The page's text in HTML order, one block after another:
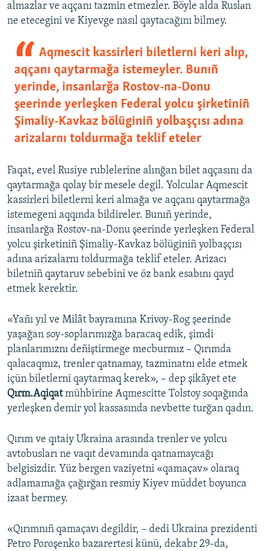
almazlar ve aqçanı tazmin etmezler. Böyle alda Ruslаn
ne etecegini ve Kiyevge nasıl qaytacağını bilmey.
Aqmescit kassirleri biletlerni keri alıp,
aqçanı qaytarmağa istemeyler. Bunıñ
yerinde, insanlarğa Rostov-na-Donu
şeerinde yerleşken Federal yolcu şirketiniñ
Şimaliy-Kavkaz bölüginiñ yolbaşçısı adına
arizalarnı toldurmağa teklif eteler
Faqat, evel Rusiye rublelerine alınğan bilet aqçasını da
qaytarmağa qolay bir mesele degil. Yolcular Aqmescit
kassirleri biletlerni keri almağa ve aqçanı qaytarmağa
istemegeni aqqında bildireler. Bunıñ yerinde,
insanlarğa Rostov-na-Donu şeerinde yerleşken Federal
yolcu şirketiniñ Şimaliy-Kavkaz bölüginiñ yolbaşçısı
adına arizalarnı toldurmağa teklif eteler. Arizacı
biletniñ qaytaruv sebebini ve öz bank esabını qayd
etmek kerektir.
«Yañı yıl ve Milât bayramına Krivoy-Rog şeerinde
yaşağan soy-soplarımızğa baracaq edik, şimdi
planlarımıznı deñiştirmege mecburmız – Qırımda
qalacaqmız, trenler qatnamay, tazminatnı elde etmek
içün biletlerni qaytarmaq kerek», – dep şikâyet ete
Qırm.Aqiqatmühbirine Aqmescitte Tolstoy soqağında
yerleşken demir yol kassasında nevbette turğan qadın.
Qırım ve qıtaiy Ukraina arasında trenler ve yolcu
avtobusları ne vaqıt devamında qatnamaycağı
belgisizdir. Yüz bergen vaziyetni «qamaçav» olaraq
adlamamağa çağırğan resmiy Kiyev müddet boyunca
izaat bermey.
«Qırımnıñ qamaçavı degildir, – dedi Ukraina prezidenti
Petro Poroşenko bazarertesi künü, dekabr 29-da,